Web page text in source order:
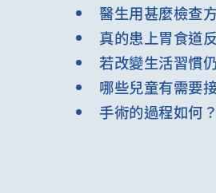
醫生用甚麼檢查
真的患上胃食道
若改變生活習慣
哪些兒童有需要
手術的過程如何？